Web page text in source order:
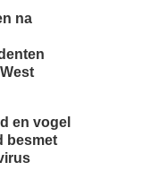
na
en vogel
besmet